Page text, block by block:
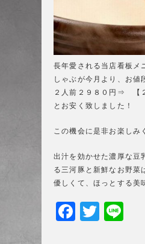
長年愛される当店看板メ
しゃぶが今月より、お値
２人前２９８０円⇒ 【
とお安く致しました！
この機会に是非お楽しみ
出汁を効かせた濃厚な豆
る三河豚と新鮮なお野菜
優しくて、ほっとする
F
T